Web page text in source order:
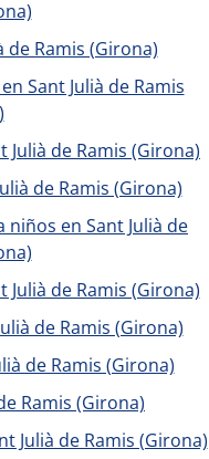
de Ramis (Girona)
Sant Julià de Ramis
Julià de Ramis (Girona)
de Ramis (Girona)
en Sant Julià de
de Ramis (Girona)
de Ramis (Girona)
de Ramis (Girona)
Ramis (Girona)
Julià de Ramis (Girona)